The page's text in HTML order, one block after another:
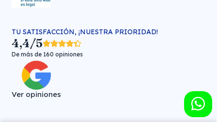
TU SATISFACCIÓN, ¡NUESTRA PRIORIDAD!
4,4/5
De más de 160 opiniones
Ver opiniones